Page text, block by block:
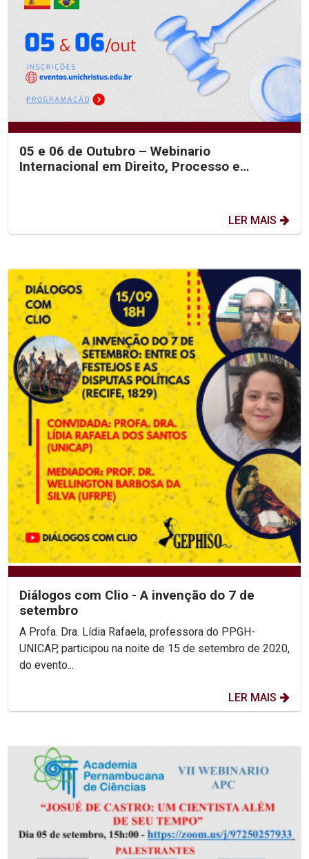
05 e 06 de Outubro – Webinario
Internacional em Direito, Processo e
LER MAIS
Diálogos com Clio - A invenção do 7 de
setembro
A Profa. Dra. Lídia Rafaela, professora do PPGH-
UNICAP, participou na noite de 15 de setembro de 2020,
do evento...
LER MAIS